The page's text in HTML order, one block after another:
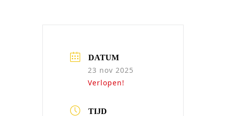
DATUM
23 nov 2025
Verlopen!
TIJD